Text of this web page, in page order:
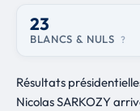
23
BLANCS & NULS ?
Résultats
Nicolas SARKOZY